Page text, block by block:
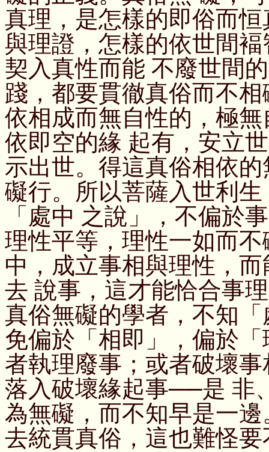
真理，是怎樣的即俗而
與理證，怎樣的依世間
契入真性而能 不廢世間
踐，都要貫徹真俗而不
依相成而無自性的，極
依即空的緣 起有，安立
示出世。得這真俗相依
礙行。所以菩薩入世利
「處中 之說」，不偏於
理性平等，理性一如而
中，成立事相與理性，
去 說事，這才能恰合事
真俗無礙的學者，不知
免偏於「相即」，偏於
者執理廢事；或者破壞
落入破壞緣起事──是 非
為無礙，而不知早是一
去統貫真俗，這也難怪